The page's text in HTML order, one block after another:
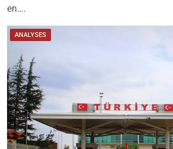
en….
ANALYSES